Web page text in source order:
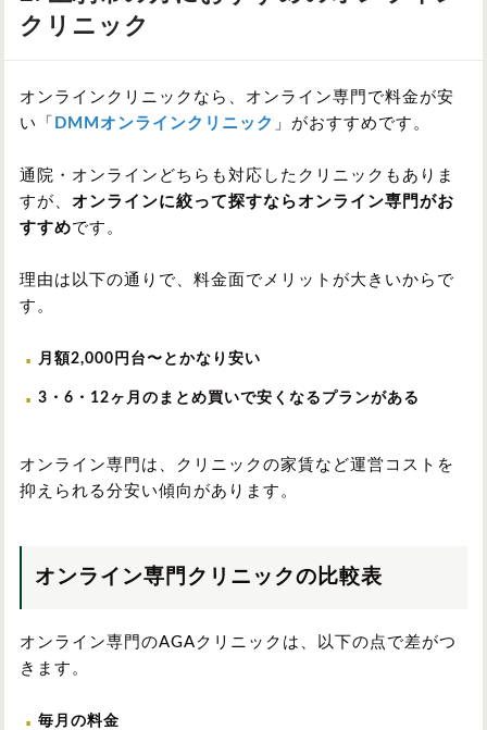
クリニック
オンラインクリニックなら、オンライン専門で料金が安
い「 DMMオンラインクリニック 」がおすすめです。
通院・オンラインどちらも対応したクリニックもありま
すが、 オンラインに絞って探すならオンライン専門がお
すすめです。
理由は以下の通りで、料金面でメリットが大きいからで
す。
月額2,000円台〜とかなり安い
3・6・12ヶ月のまとめ買いで安くなるプランがある
オンライン専門は、クリニックの家賃など運営コストを
抑えられる分安い傾向があります。
オンライン専門クリニックの比較表
オンライン専門のAGAクリニックは、以下の点で差がつ
きます。
毎月の料金